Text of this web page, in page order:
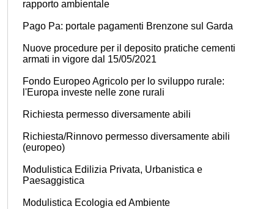
rapporto ambientale
Pago Pa: portale pagamenti Brenzone sul Garda
Nuove procedure per il deposito pratiche cementi
armati in vigore dal 15/05/2021
Fondo Europeo Agricolo per lo sviluppo rurale:
l'Europa investe nelle zone rurali
Richiesta permesso diversamente abili
Richiesta/Rinnovo permesso diversamente abili
(europeo)
Modulistica Edilizia Privata, Urbanistica e
Paesaggistica
Modulistica Ecologia ed Ambiente